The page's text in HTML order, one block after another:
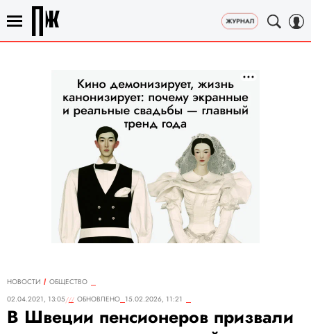
НОВОСТИ
ОБЩЕСТВО
02.04.2021, 13:05
ОБНОВЛЕНО 15.02.2026, 11:21
В Швеции пенсионеров призвали